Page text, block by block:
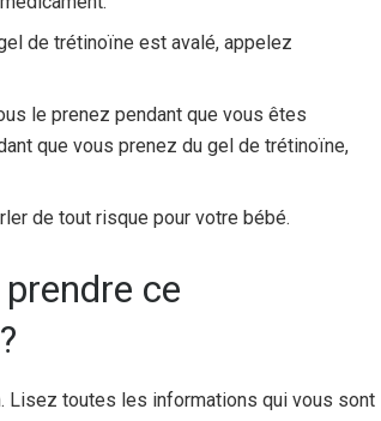
de trétinoïne est avalé, appelez
le prenez pendant que vous êtes
que vous prenez du gel de trétinoïne,
de tout risque pour votre bébé.
ce
Lisez toutes les informations qui vous sont